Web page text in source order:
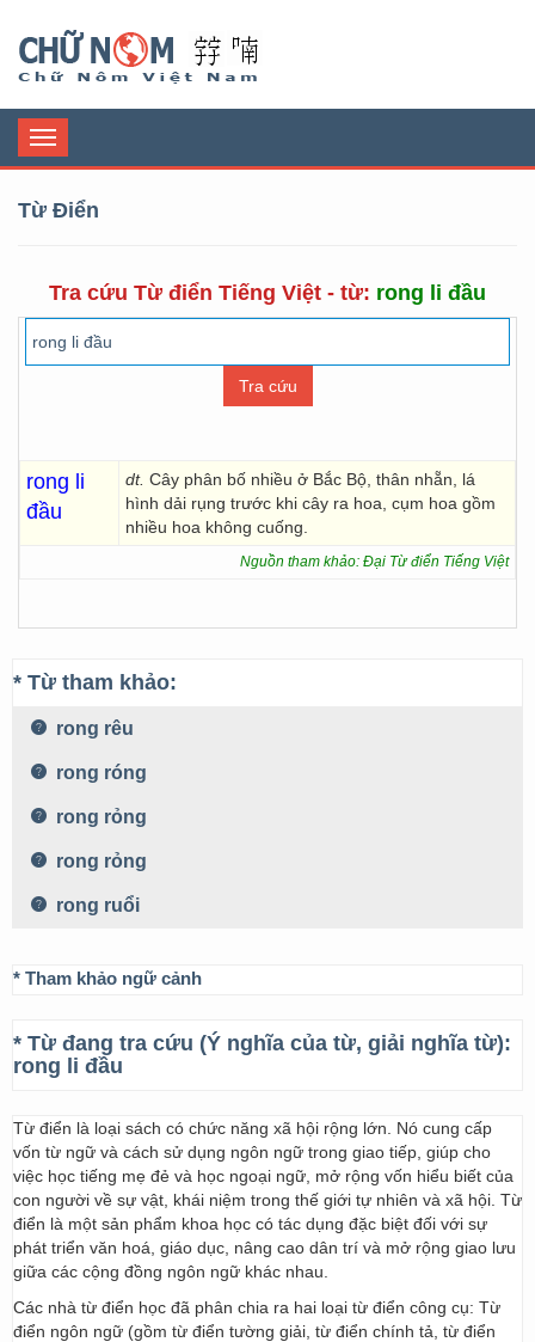
Toggle
navigation
Từ Điển
Tra cứu Từ điển Tiếng Việt - từ: rong li đầu
rong li
đầu
dt. Cây phân bố nhiều ở Bắc Bộ, thân nhẵn, lá
hình dải rụng trước khi cây ra hoa, cụm hoa gồm
nhiều hoa không cuống.
Nguồn tham khảo: Đại Từ điển Tiếng Việt
* Từ tham khảo:
rong rêu
rong róng
rong rỏng
rong rỏng
rong ruổi
* Tham khảo ngữ cảnh
* Từ đang tra cứu (Ý nghĩa của từ, giải nghĩa từ):
rong li đầu
Từ điển là loại sách có chức năng xã hội rộng lớn. Nó cung cấp
vốn từ ngữ và cách sử dụng ngôn ngữ trong giao tiếp, giúp cho
việc học tiếng mẹ đẻ và học ngoại ngữ, mở rộng vốn hiểu biết của
con người về sự vật, khái niệm trong thế giới tự nhiên và xã hội. Từ
điển là một sản phẩm khoa học có tác dụng đặc biệt đối với sự
phát triển văn hoá, giáo dục, nâng cao dân trí và mở rộng giao lưu
giữa các cộng đồng ngôn ngữ khác nhau.
Các nhà từ điển học đã phân chia ra hai loại từ điển công cụ: Từ
điển ngôn ngữ (gồm từ điển tường giải, từ điển chính tả, từ điển